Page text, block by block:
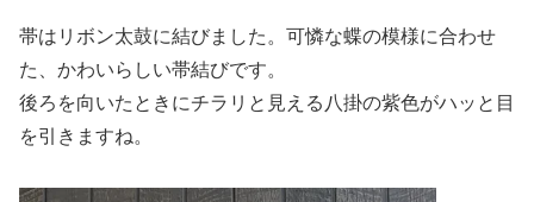
帯はリボン太鼓に結びました。可憐な蝶の模様に合わせ
た、かわいらしい帯結びです。
後ろを向いたときにチラリと見える八掛の紫色がハッと目
を引きますね。